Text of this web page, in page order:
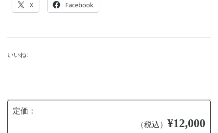
X Facebook
いいね:
定価：
（税込） ¥12,000